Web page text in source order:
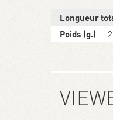
Longueur
Poids (g.)